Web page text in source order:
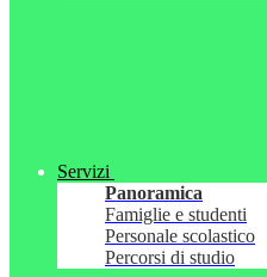
Servizi
Panoramica
Famiglie e studenti
Personale scolastico
Percorsi di studio